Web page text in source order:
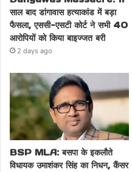
साल बाद डांगावास हत्याकांड में बड़ा
फैसला, एससी-एसटी कोर्ट ने सभी 40
आरोपियों को किया बाइज्जत बरी
2 days ago
BSP MLA: बसपा के इकलौते
विधायक उमाशंकर सिंह का निधन, कैंसर